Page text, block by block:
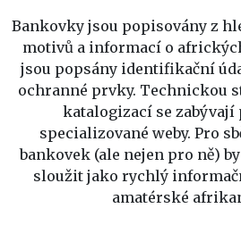
Bankovky jsou popisovány z
motivů a informací o
jsou popsány identifikační
ochranné prvky. Technickou
katalogizací se zabývají
specializované weby. Pro
bankovek (ale nejen pro ně)
sloužit jako rychlý
amatérské